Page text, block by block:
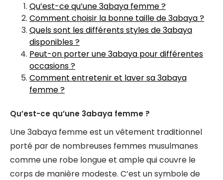
Qu’est-ce qu’une 3abaya femme ?
Comment choisir la bonne taille de 3abaya ?
Quels sont les différents styles de 3abaya
disponibles ?
Peut-on porter une 3abaya pour différentes
occasions ?
Comment entretenir et laver sa 3abaya
femme ?
Qu’est-ce qu’une 3abaya femme ?
Une 3abaya femme est un vêtement traditionnel
porté par de nombreuses femmes musulmanes
comme une robe longue et ample qui couvre le
corps de manière modeste. C’est un symbole de